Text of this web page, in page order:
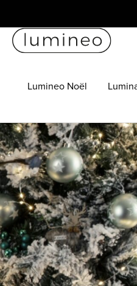
Lumineo Noël